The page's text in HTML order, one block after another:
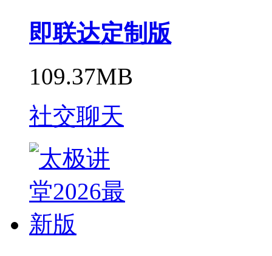
即联达定制版
109.37MB
社交聊天